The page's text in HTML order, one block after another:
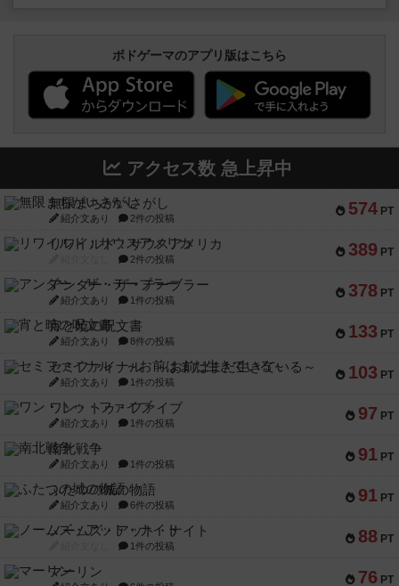
ボドゲーマのアプリ版はこちら
アクセス数 急上昇中
574 PT
無限まちがいさがし
紹介文あり 2件の投稿
389 PT
リワイルド：サウスアメリカ
2件の投稿
378 PT
アンダー・ザ・テーブラー
紹介文あり 1件の投稿
133 PT
宵と暁の呪文書
紹介文あり 8件の投稿
103 PT
セミファイナル ～お前はまだ生きている～
紹介文あり 1件の投稿
97 PT
ワン・トゥ・ファイブ
紹介文あり 1件の投稿
91 PT
南北戦争
紹介文あり 1件の投稿
91 PT
ふたつの城の物語
紹介文あり 6件の投稿
88 PT
ノームズ・アット・ナイト
1件の投稿
76 PT
マーリン